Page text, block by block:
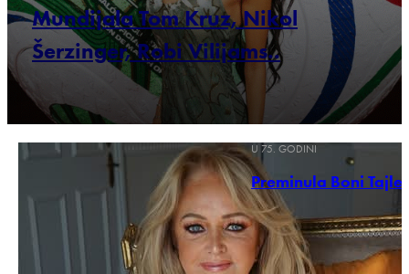
Mundijala Tom Kruz, Nikol
Šerzinger, Robi Vilijams..
U 75. GODINI
Preminula Boni Tajler